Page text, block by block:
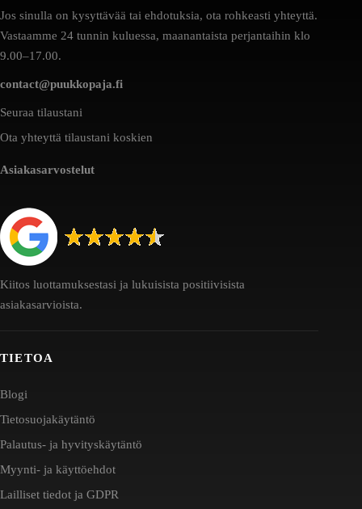
Jos sinulla on kysyttävää tai ehdotuksia, ota rohkeasti yhteyttä.
Vastaamme 24 tunnin kuluessa, maanantaista perjantaihin klo
9.00–17.00.
contact@puukkopaja.fi
Seuraa tilaustani
Ota yhteyttä tilaustani koskien
Asiakasarvostelut
Kiitos luottamuksestasi ja lukuisista positiivisista
asiakasarvioista.
TIETOA
Blogi
Tietosuojakäytäntö
Palautus- ja hyvityskäytäntö
Myynti- ja käyttöehdot
Lailliset tiedot ja GDPR